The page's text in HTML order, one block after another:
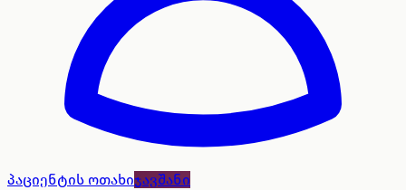
პაციენტის ოთახიჯავშანი